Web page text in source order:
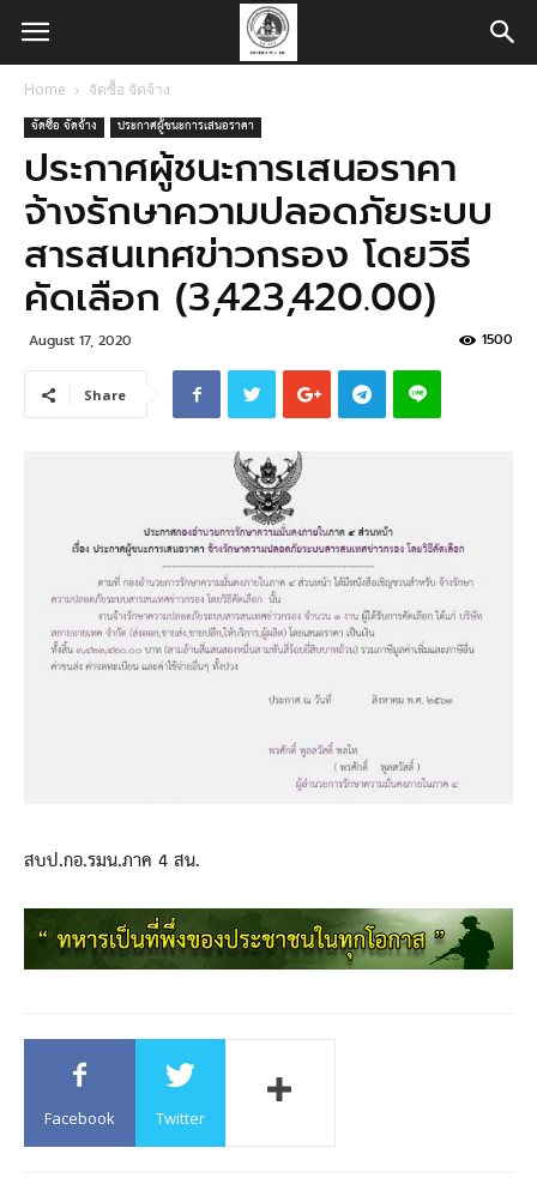
Home จัดซื้อ จัดจ้าง
จัดซื้อ จัดจ้าง ประกาศผู้ชนะการเสนอราคา
ประกาศผู้ชนะการเสนอราคา
จ้างรักษาความปลอดภัยระบบ
สารสนเทศข่าวกรอง โดยวิธี
คัดเลือก (3,423,420.00)
August 17, 2020 1500
Share
สบป.กอ.รมน.ภาค 4 สน.
Facebook Twitter